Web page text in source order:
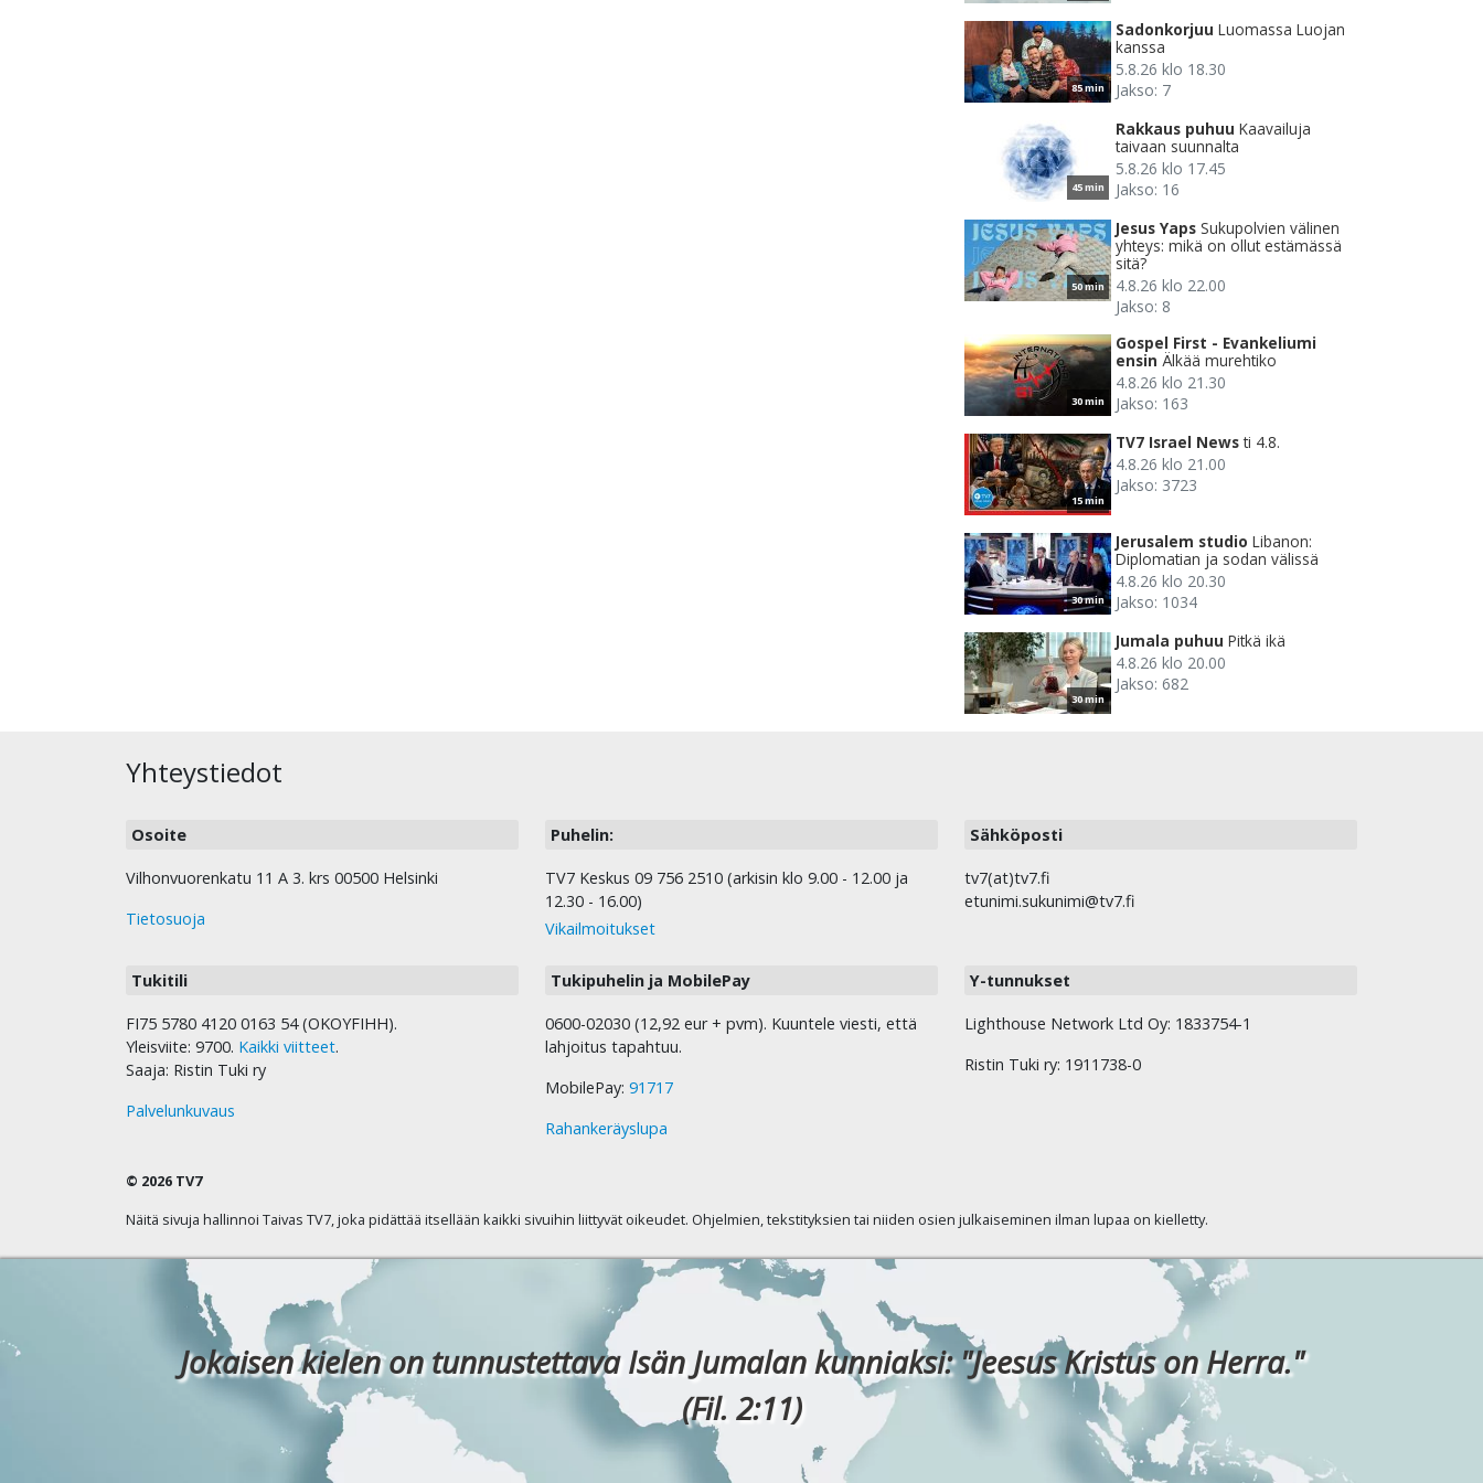
85 min
Sadonkorjuu Luomassa Luojan
kanssa
5.8.26 klo 18.30
Jakso: 7
45 min
Rakkaus puhuu Kaavailuja
taivaan suunnalta
5.8.26 klo 17.45
Jakso: 16
50 min
Jesus Yaps Sukupolvien välinen
yhteys: mikä on ollut estämässä
sitä?
4.8.26 klo 22.00
Jakso: 8
30 min
Gospel First - Evankeliumi
ensin Älkää murehtiko
4.8.26 klo 21.30
Jakso: 163
15 min
TV7 Israel News ti 4.8.
4.8.26 klo 21.00
Jakso: 3723
30 min
Jerusalem studio Libanon:
Diplomatian ja sodan välissä
4.8.26 klo 20.30
Jakso: 1034
30 min
Jumala puhuu Pitkä ikä
4.8.26 klo 20.00
Jakso: 682
Yhteystiedot
Osoite
Vilhonvuorenkatu 11 A 3. krs 00500 Helsinki
Tietosuoja
Puhelin:
TV7 Keskus 09 756 2510 (arkisin klo 9.00 - 12.00 ja
12.30 - 16.00)
Vikailmoitukset
Sähköposti
tv7(at)tv7.fi
etunimi.sukunimi@tv7.fi
Tukitili
FI75 5780 4120 0163 54 (OKOYFIHH).
Yleisviite: 9700. Kaikki viitteet.
Saaja: Ristin Tuki ry
Palvelunkuvaus
Tukipuhelin ja MobilePay
0600-02030 (12,92 eur + pvm). Kuuntele viesti, että
lahjoitus tapahtuu.
MobilePay: 91717
Rahankeräyslupa
Y-tunnukset
Lighthouse Network Ltd Oy: 1833754-1
Ristin Tuki ry: 1911738-0
© 2026 TV7
Näitä sivuja hallinnoi Taivas TV7, joka pidättää itsellään kaikki sivuihin liittyvät oikeudet. Ohjelmien, tekstityksien tai niiden osien julkaiseminen ilman lupaa on kielletty.
Jokaisen kielen on tunnustettava Isän Jumalan kunniaksi: "Jeesus Kristus on Herra."
(Fil. 2:11)